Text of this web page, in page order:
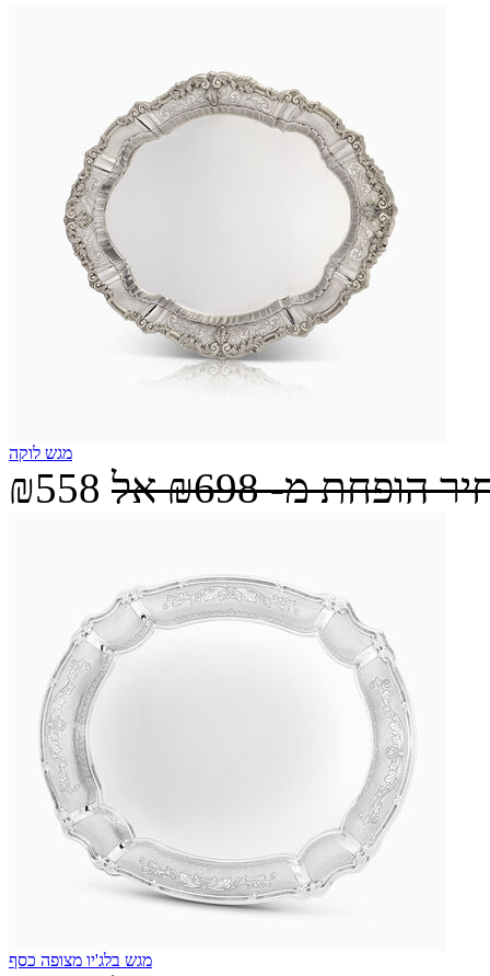
מגש לוקה
₪558 הופחת מ-₪698 אל
מגש בלג'יו מצופה כסף